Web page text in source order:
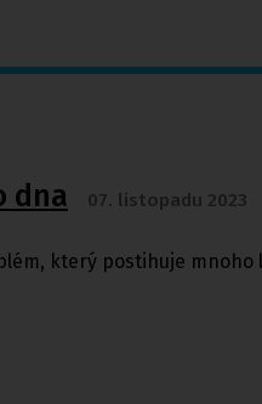
dna 07. listopadu 2023
který postihuje mnoho